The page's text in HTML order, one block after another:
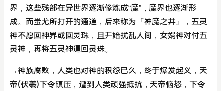
界，这些残部在异世界逐渐修炼成“魔”，魔界也逐渐形
成。而蚩尤所打开的通道，后来称为『神魔之井』，五灵
神不愿回神界或回灵珠，且开始扰乱人间，女娲神对付五
灵神，再将五灵神逼回灵珠。
→神族腐败，人类也对神的积怨已久，终于爆发起义，天
帝(伏羲)下令镇压，遭到人类顽强抵抗，天帝恼怒，下令